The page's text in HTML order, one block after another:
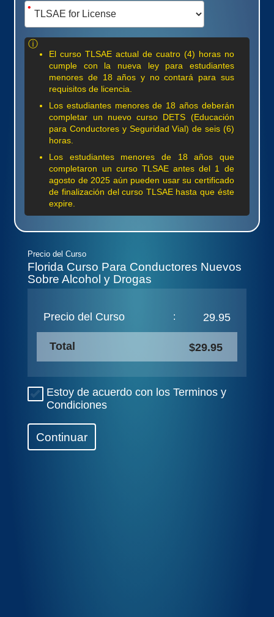
•
ⓘ
El curso TLSAE actual de cuatro (4) horas no
cumple con la nueva ley para estudiantes
menores de 18 años y no contará para sus
requisitos de licencia.
Los estudiantes menores de 18 años deberán
completar un nuevo curso DETS (Educación
para Conductores y Seguridad Vial) de seis (6)
horas.
Los estudiantes menores de 18 años que
completaron un curso TLSAE antes del 1 de
agosto de 2025 aún pueden usar su certificado
de finalización del curso TLSAE hasta que éste
expire.
Precio del Curso
Florida Curso Para Conductores Nuevos
Sobre Alcohol y Drogas
Precio del Curso : 29.95
Total $29.95
Estoy de acuerdo con los Terminos y
Condiciones
Continuar